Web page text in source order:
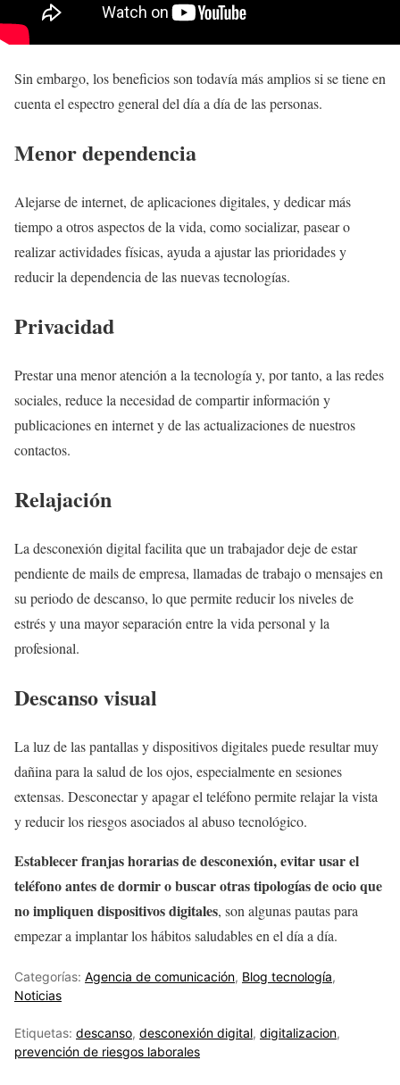
Sin embargo, los beneficios son todavía más amplios si se tiene en
cuenta el espectro general del día a día de las personas.
Menor dependencia
Alejarse de internet, de aplicaciones digitales, y dedicar más
tiempo a otros aspectos de la vida, como socializar, pasear o
realizar actividades físicas, ayuda a ajustar las prioridades y
reducir la dependencia de las nuevas tecnologías.
Privacidad
Prestar una menor atención a la tecnología y, por tanto, a las redes
sociales, reduce la necesidad de compartir información y
publicaciones en internet y de las actualizaciones de nuestros
contactos.
Relajación
La desconexión digital facilita que un trabajador deje de estar
pendiente de mails de empresa, llamadas de trabajo o mensajes en
su periodo de descanso, lo que permite reducir los niveles de
estrés y una mayor separación entre la vida personal y la
profesional.
Descanso visual
La luz de las pantallas y dispositivos digitales puede resultar muy
dañina para la salud de los ojos, especialmente en sesiones
extensas. Desconectar y apagar el teléfono permite relajar la vista
y reducir los riesgos asociados al abuso tecnológico.
Establecer franjas horarias de desconexión, evitar usar el
teléfono antes de dormir o buscar otras tipologías de ocio que
no impliquen dispositivos digitales, son algunas pautas para
empezar a implantar los hábitos saludables en el día a día.
Categorías: Agencia de comunicación, Blog tecnología,
Noticias
Etiquetas: descanso, desconexión digital, digitalizacion,
prevención de riesgos laborales